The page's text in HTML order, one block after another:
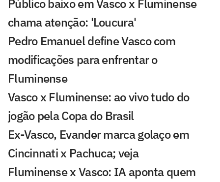
Público baixo em Vasco x Fluminense
chama atenção: 'Loucura'
Pedro Emanuel define Vasco com
modificações para enfrentar o
Fluminense
Vasco x Fluminense: ao vivo tudo do
jogão pela Copa do Brasil
Ex-Vasco, Evander marca golaço em
Cincinnati x Pachuca; veja
Fluminense x Vasco: IA aponta quem